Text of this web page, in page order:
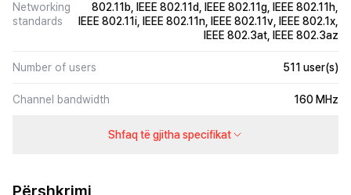
Networking
standards
802.11b, IEEE 802.11d, IEEE 802.11g, IEEE 802.11h,
IEEE 802.11i, IEEE 802.11n, IEEE 802.11v, IEEE 802.1x,
IEEE 802.3at, IEEE 802.3az
Number of users 511 user(s)
Channel bandwidth 160 MHz
Shfaq të gjitha specifikat
Përshkrimi